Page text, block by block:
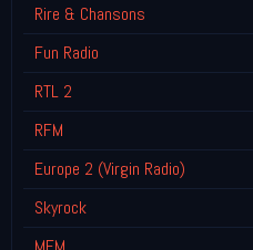
Rire & Chansons
Fun Radio
RTL 2
RFM
Europe 2 (Virgin Radio)
Skyrock